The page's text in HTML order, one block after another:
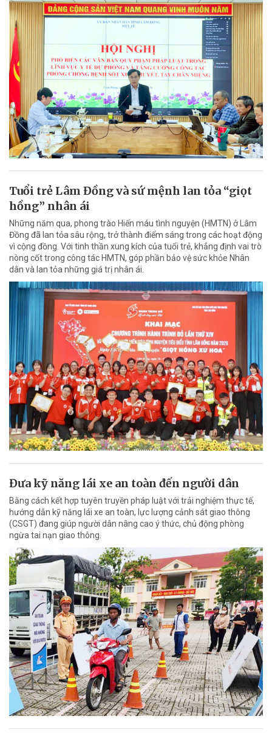
Tuổi trẻ Lâm Đồng và sứ mệnh lan tỏa “giọt
hồng” nhân ái
Những năm qua, phong trào Hiến máu tình nguyện (HMTN) ở Lâm
Đồng đã lan tỏa sâu rộng, trở thành điểm sáng trong các hoạt động
vì cộng đồng. Với tinh thần xung kích của tuổi trẻ, khẳng định vai trò
nòng cốt trong công tác HMTN, góp phần bảo vệ sức khỏe Nhân
dân và lan tỏa những giá trị nhân ái.
Đưa kỹ năng lái xe an toàn đến người dân
Bằng cách kết hợp tuyên truyền pháp luật với trải nghiệm thực tế,
hướng dẫn kỹ năng lái xe an toàn, lực lượng cảnh sát giao thông
(CSGT) đang giúp người dân nâng cao ý thức, chủ động phòng
ngừa tai nạn giao thông.